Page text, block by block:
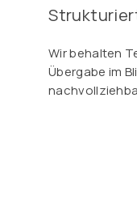
Wir behalten
Übergabe im